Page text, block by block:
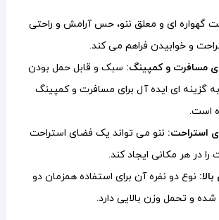
گهواره ای و معلق ننو، حس آرامش و راحتی
و خوابیدن فراهم می کند.
مسافرت و کمپینگ: سبک و قابل حمل بودن
به گزینه ای ایده آل برای مسافرت و کمپینگ
است.
استراحت: ننو می تواند یک فضای استراحت
را در هر مکانی ایجاد کند.
نوع دو نفره آن برای استفاده همزمان دو
شده و تحمل وزن بالایی دارد.